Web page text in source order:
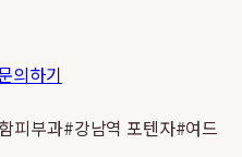
의하기
피부과#강남역 포텐자#여드